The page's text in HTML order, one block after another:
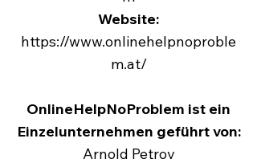
Website:
https://www.onlinehelpnoproble
m.at/
OnlineHelpNoProblem ist ein
Einzelunternehmen geführt von:
Arnold Petrov